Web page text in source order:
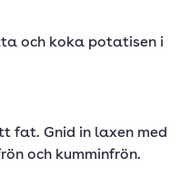
och koka potatisen i
fat. Gnid in laxen med
och kumminfrön.